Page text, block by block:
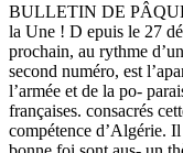
BULLETIN DE
la Une ! D epuis le 27
prochain, au rythme
second numéro, est
l’armée et de la po-
françaises. consacrés
compétence d’Algérie.